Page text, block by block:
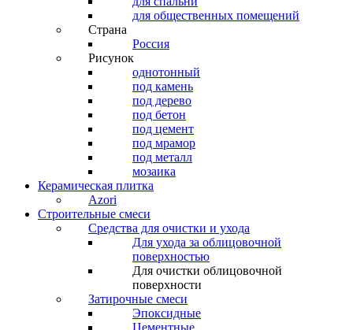
для общественных помещений
Страна
Россия
Рисунок
однотонный
под камень
под дерево
под бетон
под цемент
под мрамор
под металл
мозаика
Керамическая плитка
Azori
Строительные смеси
Средства для очистки и ухода
Для ухода за облицовочной
поверхностью
Для очистки облицовочной
поверхности
Затирочные смеси
Эпоксидные
Цементные